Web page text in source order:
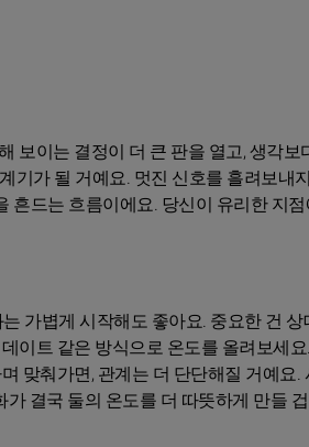
보이는 결정이 더 큰 판을 열고, 생각
기가 될 거예요. 멋진 신호를 흘려보내
드는 흐름이에요. 당신이 유리한 지
가볍게 시작해도 좋아요. 중요한 건
이트 같은 방식으로 온도를 올려보세
맞춰가면, 관계는 더 단단해질 거예요
결국 둘의 온도를 더 따뜻하게 만들